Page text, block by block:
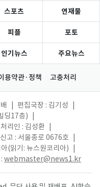
스포츠 연재물
피플 포토
인기뉴스 주요뉴스
용약관·정책 고충처리
편집국장 : 김기성
딩17층)
리인 : 김성환
고 : 서울종로 0676호
(읽기: 뉴스원코리아)
webmaster@news1.kr